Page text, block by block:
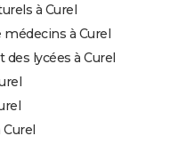
à Curel
à Curel
des lycées à Curel